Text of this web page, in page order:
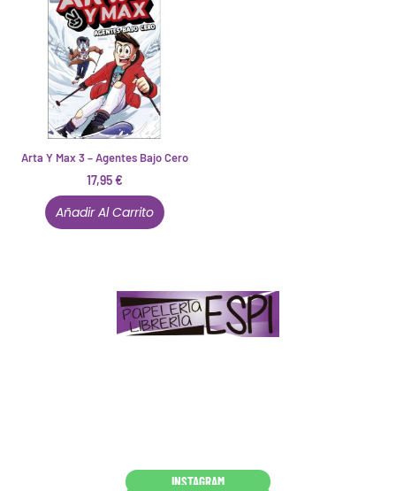
Arta Y Max 3 – Agentes Bajo Cero
17,95€
Añadir Al Carrito
INSTAGRAM